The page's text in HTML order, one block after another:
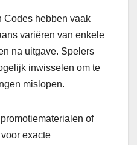
Codes hebben vaak
variëren van enkele
na uitgave. Spelers
inwisselen om te
mislopen.
of
exacte